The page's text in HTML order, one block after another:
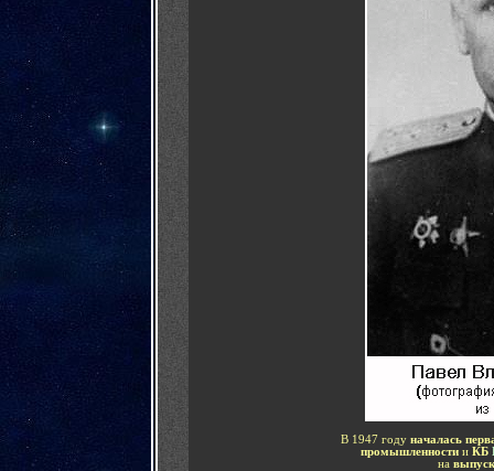
В 1947 году началась
промышленностии КБ
на